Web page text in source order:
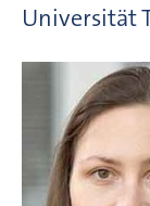
Universität